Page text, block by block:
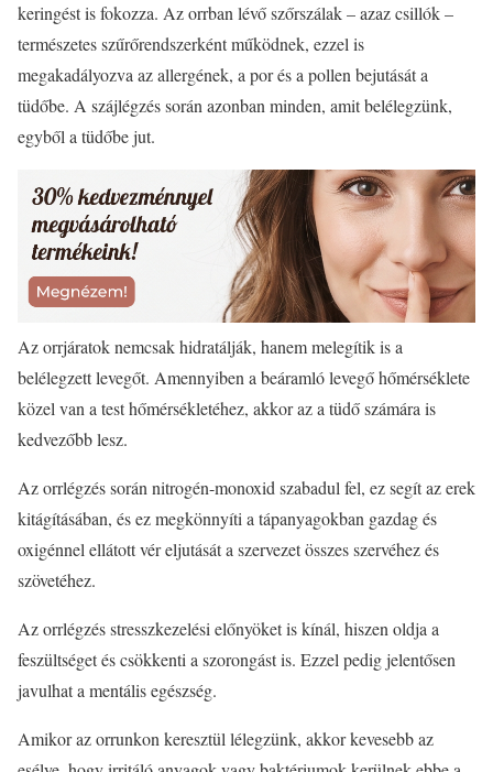
keringést is fokozza. Az orrban lévő szőrszálak – azaz csillók –
természetes szűrőrendszerként működnek, ezzel is
megakadályozva az allergének, a por és a pollen bejutását a
tüdőbe. A szájlégzés során azonban minden, amit belélegzünk,
egyből a tüdőbe jut.
Az orrjáratok nemcsak hidratálják, hanem melegítik is a
belélegzett levegőt. Amennyiben a beáramló levegő hőmérséklete
közel van a test hőmérsékletéhez, akkor az a tüdő számára is
kedvezőbb lesz.
Az orrlégzés során nitrogén-monoxid szabadul fel, ez segít az erek
kitágításában, és ez megkönnyíti a tápanyagokban gazdag és
oxigénnel ellátott vér eljutását a szervezet összes szervéhez és
szövetéhez.
Az orrlégzés stresszkezelési előnyöket is kínál, hiszen oldja a
feszültséget és csökkenti a szorongást is. Ezzel pedig jelentősen
javulhat a mentális egészség.
Amikor az orrunkon keresztül lélegzünk, akkor kevesebb az